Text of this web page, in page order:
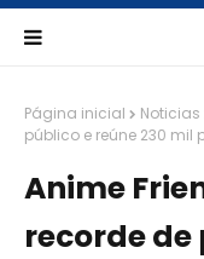
Página inicial Noticias
público e reúne 230 mil
Anime
recorde de